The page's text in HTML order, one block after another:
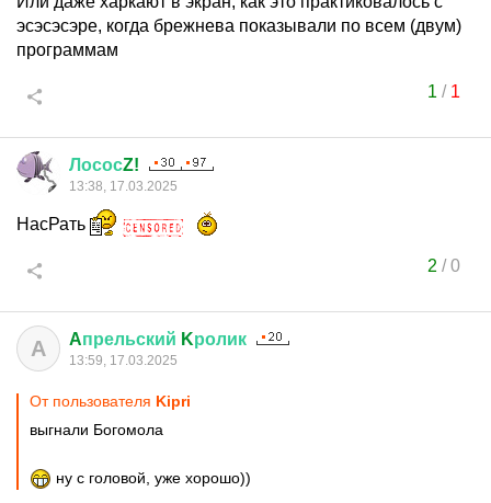
эсэсэсэре, когда брежнева показывали по всем (двум)
программам
1 / 1
ЛососZ!
13:38, 17.03.2025
НасРать
2 /0
A Aпрельский Kролик
13:59, 17.03.2025
От пользователя Kipri
выгнали Богомола
ну с головой, уже хорошо))